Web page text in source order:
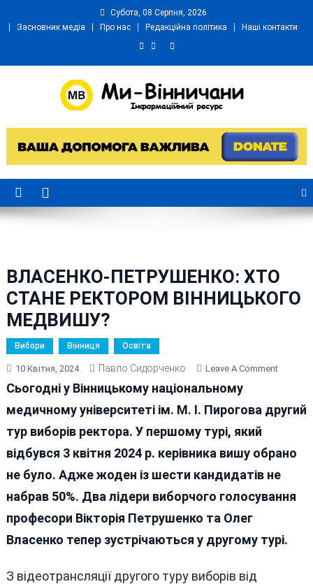
Субота, 08 Серпня, 2026
Засновник медіа
Про нас Редакційна політика Наші контакти
Ми Вінничани
ВЛАСЕНКО-ПЕТРУШЕНКО: ХТО
СТАНЕ РЕКТОРОМ ВІННИЦЬКОГО
МЕДВИШУ?
Вибори Вінниця Освіта
10 Квітня, 2024 Павло Сидорченко Leave A CommentOn
ХТО
Сьогодні у Вінницькому національному
медичному університеті ім. М. І. Пирогова другий
тур виборів ректора. У першому турі, який
відбувся 3 квітня 2024 р. керівника вишу обрано
не було. Адже жоден із шести кандидатів не
набрав 50%. Два лідери виборчого голосування
професори Вікторія Петрушенко та Олег
Власенко тепер зустрічаються у другому турі.
З відеотрансляції другого туру виборів від